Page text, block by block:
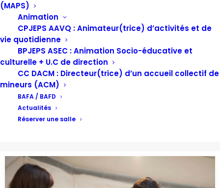
(MAPS)
Animation
CPJEPS AAVQ : Animateur(trice) d’activités et de
vie quotidienne
BPJEPS ASEC : Animation Socio-éducative et
culturelle + U.C de direction
CC DACM : Directeur(trice) d’un accueil collectif de
mineurs (ACM)
BAFA / BAFD
Actualités
Réserver une salle